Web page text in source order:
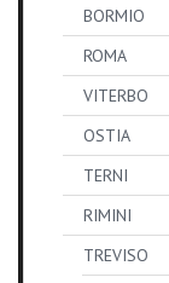
BORMIO
ROMA
VITERBO
OSTIA
TERNI
RIMINI
TREVISO